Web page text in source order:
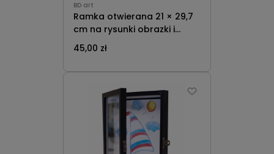
BD art
Ramka otwierana 21 × 29,7
cm na rysunki obrazki i
zdjęcia dla Dzieci Van Gogh
A4 stojąca i wisząca z
45,00 zł